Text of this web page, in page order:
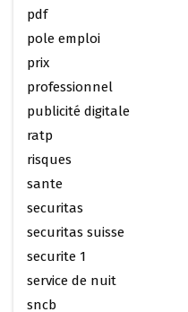
pdf
pole emploi
prix
professionnel
publicité digitale
ratp
risques
sante
securitas
securitas suisse
securite 1
service de nuit
sncb